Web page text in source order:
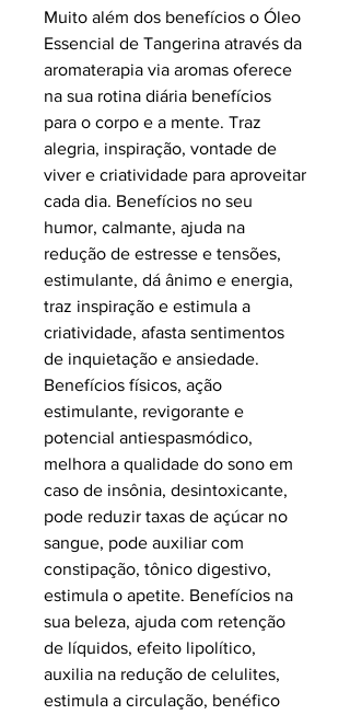
Muito além dos benefícios o Óleo
Essencial de Tangerina através da
aromaterapia via aromas oferece
na sua rotina diária benefícios
para o corpo e a mente. Traz
alegria, inspiração, vontade de
viver e criatividade para aproveitar
cada dia. Benefícios no seu
humor, calmante, ajuda na
redução de estresse e tensões,
estimulante, dá ânimo e energia,
traz inspiração e estimula a
criatividade, afasta sentimentos
de inquietação e ansiedade.
Benefícios físicos, ação
estimulante, revigorante e
potencial antiespasmódico,
melhora a qualidade do sono em
caso de insônia, desintoxicante,
pode reduzir taxas de açúcar no
sangue, pode auxiliar com
constipação, tônico digestivo,
estimula o apetite. Benefícios na
sua beleza, ajuda com retenção
de líquidos, efeito lipolítico,
auxilia na redução de celulites,
estimula a circulação, benéfico